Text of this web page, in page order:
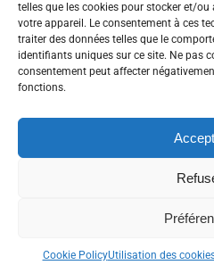
telles que les cookies pour stocker et/
votre appareil. Le consentement à ces
traiter des données telles que le
identifiants uniques sur ce site. Ne pas
consentement peut affecter
fonctions.
Cookie PolicyUtilisation des
Essentiel MARKETING|